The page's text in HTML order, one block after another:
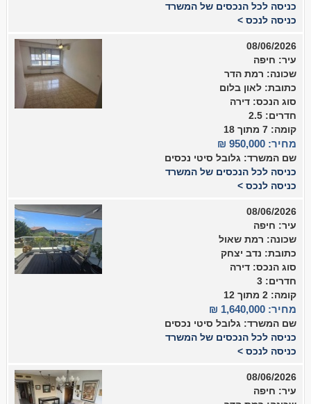
כניסה לכל הנכסים של המשרד
כניסה לנכס >
08/06/2026
עיר: חיפה
שכונה: רמת הדר
כתובת: לאון בלום
סוג הנכס: דירה
חדרים: 2.5
קומה: 7 מתוך 18
מחיר: 950,000 ₪
שם המשרד: גלובל סיטי נכסים
כניסה לכל הנכסים של המשרד
כניסה לנכס >
08/06/2026
עיר: חיפה
שכונה: רמת שאול
כתובת: נדב יצחק
סוג הנכס: דירה
חדרים: 3
קומה: 2 מתוך 12
מחיר: 1,640,000 ₪
שם המשרד: גלובל סיטי נכסים
כניסה לכל הנכסים של המשרד
כניסה לנכס >
08/06/2026
עיר: חיפה